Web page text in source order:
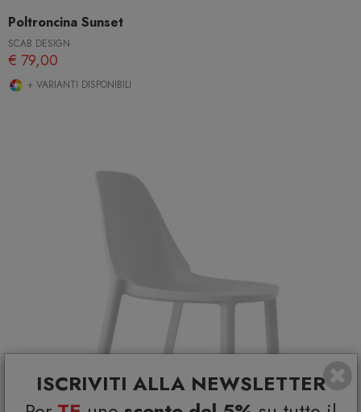
ISCRIVITI ALLA NEWSLETTER
Poltroncina Sunset
SCAB DESIGN
€ 79,00
+ VARIANTI DISPONIBILI